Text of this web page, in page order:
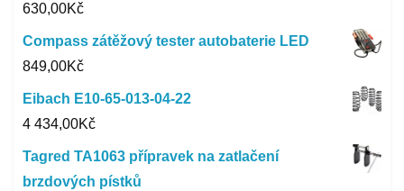
630,00Kč
Compass zátěžový tester autobaterie LED
849,00Kč
Eibach E10-65-013-04-22
4 434,00Kč
Tagred TA1063 přípravek na zatlačení
brzdových pístků